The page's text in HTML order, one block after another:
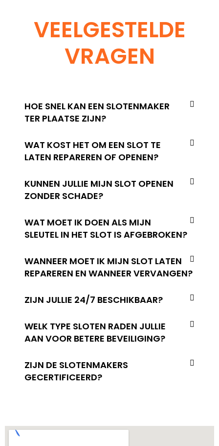
VEELGESTELDE
VRAGEN
HOE SNEL KAN EEN SLOTENMAKER
TER PLAATSE ZIJN?
WAT KOST HET OM EEN SLOT TE
LATEN REPAREREN OF OPENEN?
KUNNEN JULLIE MIJN SLOT OPENEN
ZONDER SCHADE?
WAT MOET IK DOEN ALS MIJN
SLEUTEL IN HET SLOT IS AFGEBROKEN?
WANNEER MOET IK MIJN SLOT LATEN
REPAREREN EN WANNEER VERVANGEN?
ZIJN JULLIE 24/7 BESCHIKBAAR?
WELK TYPE SLOTEN RADEN JULLIE
AAN VOOR BETERE BEVEILIGING?
ZIJN DE SLOTENMAKERS
GECERTIFICEERD?